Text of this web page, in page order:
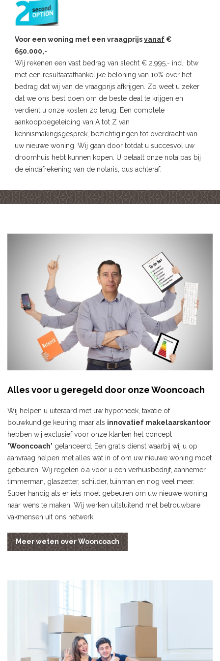
Voor een woning met een vraagprijsvanaf €
650.000,-
Wij rekenen een vast bedrag van slecht € 2.995,- incl. btw
met een resultaatafhankelijke beloning van 10% over het
bedrag dat wij van de vraagprijs afkrijgen. Zo weet u zeker
dat we ons best doen om de beste deal te krijgen en
verdient u onze kosten zo terug. Een complete
aankoopbegeleiding van A tot Z van
kennismakingsgesprek, bezichtigingen tot overdracht van
uw nieuwe woning. Wij gaan door totdat u succesvol uw
droomhuis hebt kunnen kopen. U betaalt onze nota pas bij
de eindafrekening van de notaris, dus achteraf.
Alles voor u geregeld door onze Wooncoach
Wij helpen u uiteraard met uw hypotheek, taxatie of
bouwkundige keuring maar als innovatief makelaarskantoor
hebben wij exclusief voor onze klanten het concept
"Wooncoach" gelanceerd. Een gratis dienst waarbij wij u op
aanvraag helpen met alles wat in of om uw nieuwe woning moet
gebeuren. Wij regelen o.a voor u een verhuisbedrijf, aannemer,
timmerman, glaszetter, schilder, tuinman en nog veel meer.
Super handig als er iets moet gebeuren om uw nieuwe woning
naar wens te maken. Wij werken uitsluitend met betrouwbare
vakmensen uit ons netwerk.
Meer weten over Wooncoach